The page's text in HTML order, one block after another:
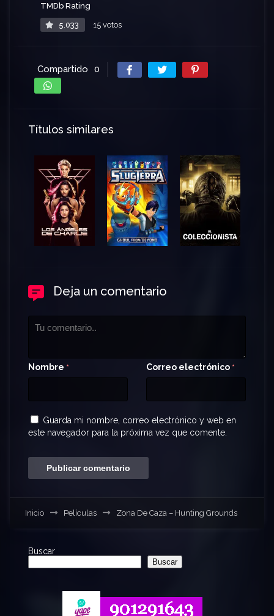
TMDb Rating
5.033 15 votos
Compartido 0
Títulos similares
Deja un comentario
Nombre * Correo electrónico *
Guarda mi nombre, correo electrónico y web en
este navegador para la próxima vez que comente.
Inicio Películas Zona De Caza – Hunting Grounds
Buscar
Buscar